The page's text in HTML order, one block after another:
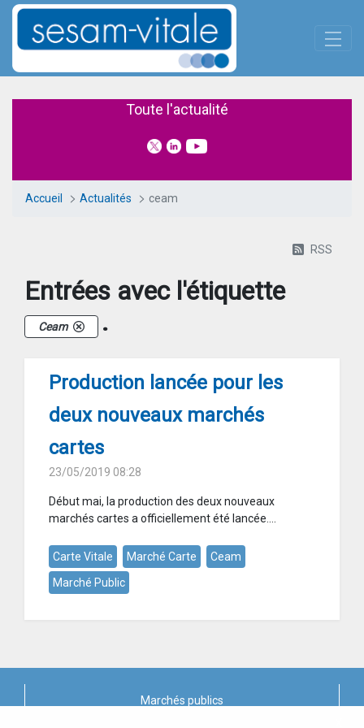
Saut au contenu principal
Toute l'actualité
Accueil Actualités ceam
RSS
Entrées avec l'étiquette
Ceam .
Production lancée pour les
deux nouveaux marchés
cartes
23/05/2019 08:28
Début mai, la production des deux nouveaux
marchés cartes a officiellement été lancée....
Carte Vitale Marché Carte
Ceam
Marché Public
Marchés publics
Panneau de gestion des cookies